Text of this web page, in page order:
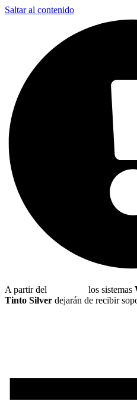
Saltar al contenido
A partir del los sistemas
Tinto Silver dejarán de recibir